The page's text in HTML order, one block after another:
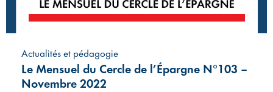
Actualités et pédagogie
Le Mensuel du Cercle de l’Épargne N°103 –
Novembre 2022